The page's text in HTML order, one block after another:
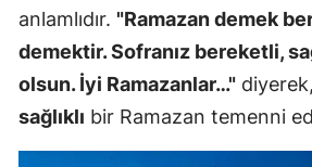
anlamlıdır. "Ramazan demek
demektir. Sofranız bereketli,
olsun. İyi Ramazanlar…"
sağlıklı bir Ramazan temenni